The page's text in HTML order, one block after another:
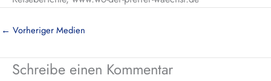
← Vorheriger Medien
Schreibe einen Kommentar